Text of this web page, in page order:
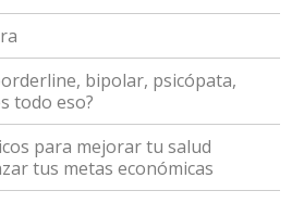
bipolar, psicópata,
todo eso?
para mejorar tu salud
tus metas económicas